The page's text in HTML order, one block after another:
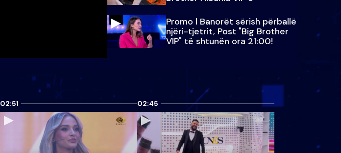
Promo l Banorët sërish përballë
njëri-tjetrit, Post "Big Brother
VIP" të shtunën ora 21:00!
02:51 02:45